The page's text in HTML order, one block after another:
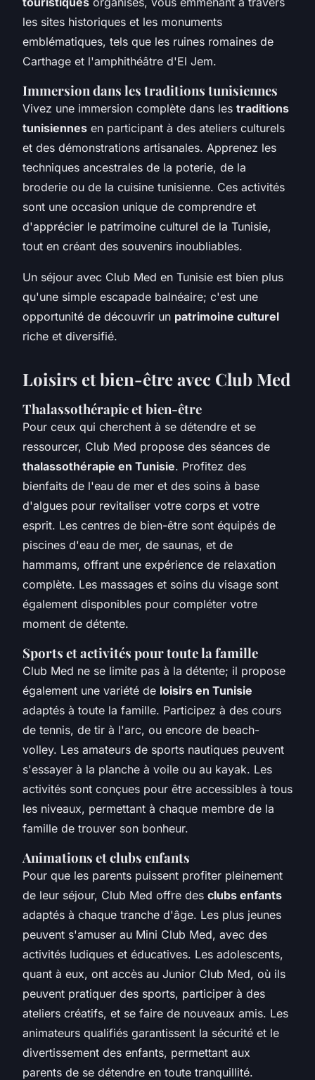
les sites historiques et les monuments
emblématiques, tels que les ruines romaines de
Carthage et l'amphithéâtre d'El Jem.
Immersion dans les traditions tunisiennes
Vivez une immersion complète dans les traditions
tunisiennes en participant à des ateliers culturels
et des démonstrations artisanales. Apprenez les
techniques ancestrales de la poterie, de la
broderie ou de la cuisine tunisienne. Ces activités
sont une occasion unique de comprendre et
d'apprécier le patrimoine culturel de la Tunisie,
tout en créant des souvenirs inoubliables.
Un séjour avec Club Med en Tunisie est bien plus
qu'une simple escapade balnéaire; c'est une
opportunité de découvrir un patrimoine culturel
riche et diversifié.
Loisirs et bien-être avec Club Med
Thalassothérapie et bien-être
Pour ceux qui cherchent à se détendre et se
ressourcer, Club Med propose des séances de
thalassothérapie en Tunisie. Profitez des
bienfaits de l'eau de mer et des soins à base
d'algues pour revitaliser votre corps et votre
esprit. Les centres de bien-être sont équipés de
piscines d'eau de mer, de saunas, et de
hammams, offrant une expérience de relaxation
complète. Les massages et soins du visage sont
également disponibles pour compléter votre
moment de détente.
Sports et activités pour toute la famille
Club Med ne se limite pas à la détente; il propose
également une variété de loisirs en Tunisie
adaptés à toute la famille. Participez à des cours
de tennis, de tir à l'arc, ou encore de beach-
volley. Les amateurs de sports nautiques peuvent
s'essayer à la planche à voile ou au kayak. Les
activités sont conçues pour être accessibles à tous
les niveaux, permettant à chaque membre de la
famille de trouver son bonheur.
Animations et clubs enfants
Pour que les parents puissent profiter pleinement
de leur séjour, Club Med offre des clubs enfants
adaptés à chaque tranche d'âge. Les plus jeunes
peuvent s'amuser au Mini Club Med, avec des
activités ludiques et éducatives. Les adolescents,
quant à eux, ont accès au Junior Club Med, où ils
peuvent pratiquer des sports, participer à des
ateliers créatifs, et se faire de nouveaux amis. Les
animateurs qualifiés garantissent la sécurité et le
divertissement des enfants, permettant aux
parents de se détendre en toute tranquillité.